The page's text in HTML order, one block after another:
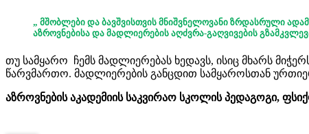
„ მშობლები და ბავშვისთვის მნიშვნელოვანი ზრდასრული
აზროვნებისა და მადლიერების აღძვრა-გაღვივების
თუ სამყარო ჩემს მადლიერებას ხედავს, ისიც მხარს
წარვმართო. მადლიერების განცდით სამყაროსთან
აზროვნების აკადემიის საკვირაო სკოლის პედაგოგი,